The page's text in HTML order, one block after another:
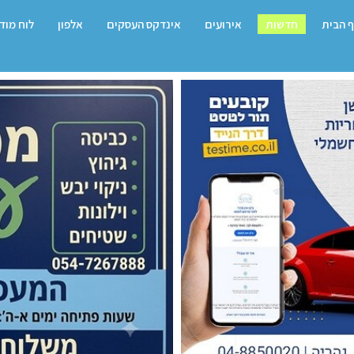
הבית חדשות אירועים אינדקס העסקים אלפון לוח